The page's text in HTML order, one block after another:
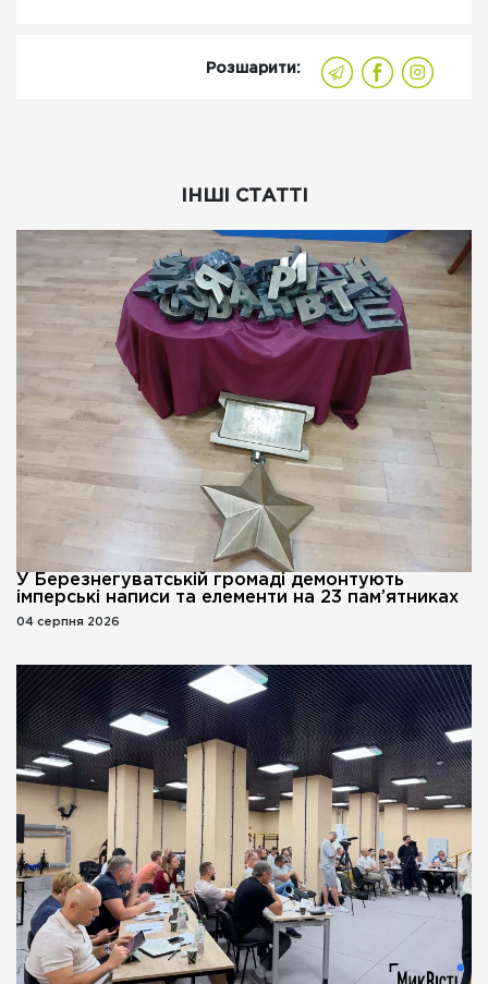
Розшарити:
ІНШІ СТАТТІ
У Березнегуватській громаді демонтують
імперські написи та елементи на 23 пам’ятниках
04 серпня 2026